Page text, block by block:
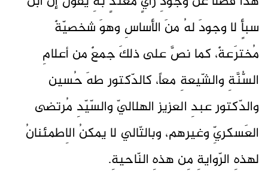
سبأٍ لا وجودَ لهُ منَ الأساسِ وهوَ شخصيّةٌ
مُخترَعةٌ، كما نصَّ على ذلكَ جمعٌ من أعلامِ
السُّنَّةِ والشّيعةِ معاً، كالدّكتور طهَ حُسين
والدّكتور عبدِ العزيز الهلاليّ والسّيّدِ مُرتضى
العَسكريِّ وغيرهم، وبالتّالي لا يمكنُ الاِطمئنانُ
لهذهِ الرّوايةِ مِن هذهِ النّاحيةِ.